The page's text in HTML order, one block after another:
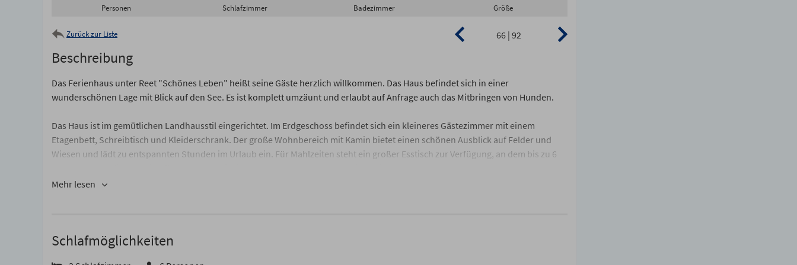
Personen Schlafzimmer Badezimmer Größe
Zurück zur Liste 66 | 92
Beschreibung
Das Ferienhaus unter Reet "Schönes Leben" heißt seine Gäste herzlich willkommen. Das Haus befindet sich in einer
wunderschönen Lage mit Blick auf den See. Es ist komplett umzäunt und erlaubt auf Anfrage auch das Mitbringen von Hunden.
Das Haus ist im gemütlichen Landhausstil eingerichtet. Im Erdgeschoss befindet sich ein kleineres Gästezimmer mit einem
Etagenbett, Schreibtisch und Kleiderschrank. Der große Wohnbereich mit Kamin bietet einen schönen Ausblick auf Felder und
Wiesen und lädt zu entspannten Stunden im Urlaub ein. Für Mahlzeiten steht ein großer Esstisch zur Verfügung, an dem bis zu 6
Im Obergeschoss gibt es zwei weitere Schlafzimmer, die jeweils mit einem Doppelbett, ausreichend Stauraum und einem
Mehr lesen
Schlafmöglichkeiten